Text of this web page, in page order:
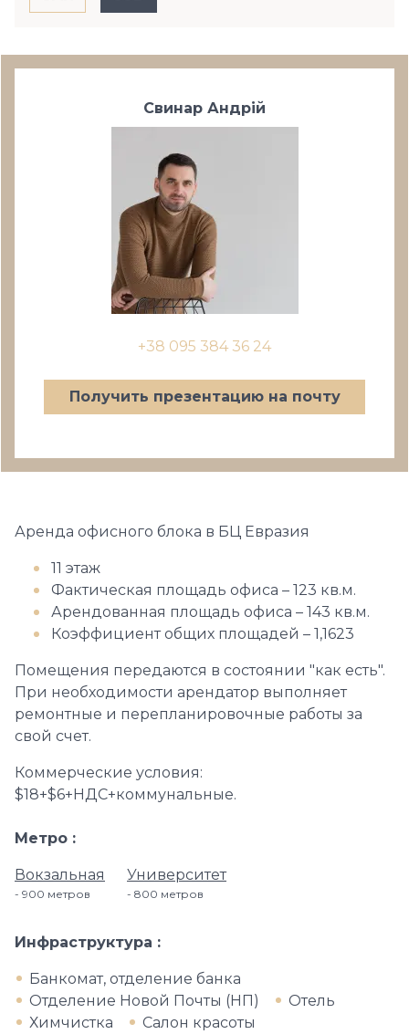
Свинар Андрій
+38 095 384 36 24
Получить презентацию на почту
Аренда офисного блока в БЦ Евразия
11 этаж
Фактическая площадь офиса – 123 кв.м.
Арендованная площадь офиса – 143 кв.м.
Коэффициент общих площадей – 1,1623
Помещения передаются в состоянии "как есть".
При необходимости арендатор выполняет
ремонтные и перепланировочные работы за
свой счет.
Коммерческие условия:
$18+$6+НДС+коммунальные.
Метро
Вокзальная
900 метров
Университет
800 метров
Инфраструктура
Банкомат, отделение банка
Отделение Новой Почты (НП)
Отель
Химчистка
Салон красоты